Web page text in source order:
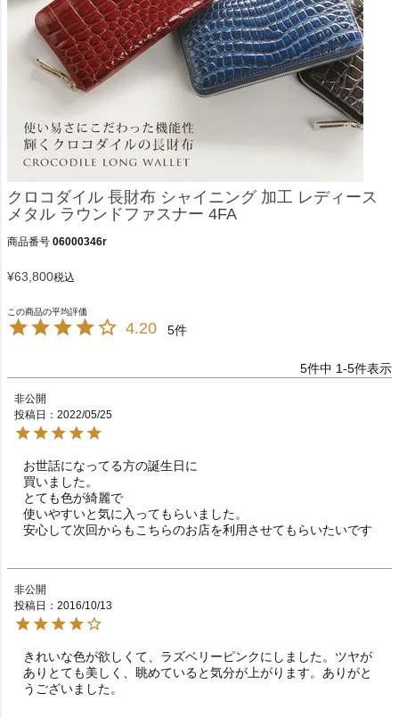
クロコダイル 長財布 シャイニング 加工 レディース
メタル ラウンドファスナー 4FA
商品番号 06000346r
¥63,800税込
4.20 5
5件中 1-5件表示
非公開
投稿日
2022/05/25
お世話になってる方の誕生日に
買いました。
とても色が綺麗で
使いやすいと気に入ってもらいました。
安心して次回からもこちらのお店を利用させてもらいたいです
非公開
投稿日
2016/10/13
きれいな色が欲しくて、ラズベリーピンクにしました。ツヤが
ありとても美しく、眺めていると気分が上がります。ありがと
うございました。